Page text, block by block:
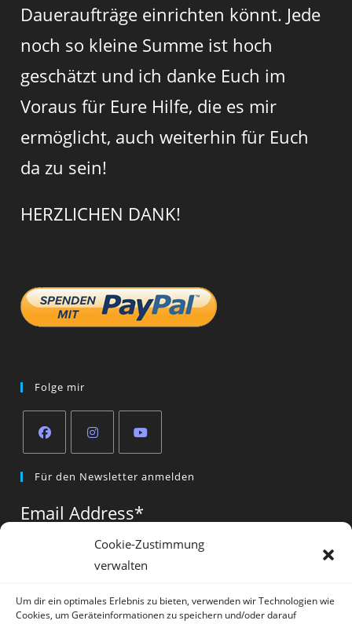
Cookie-Zustimmung
verwalten
Um dir ein optimales Erlebnis zu bieten, verwenden wir Technologien wie
Cookies, um Geräteinformationen zu speichern und/oder darauf
Daueraufträge einrichten könnt. Jede
noch so kleine Summe ist hoch
geschätzt und ich danke Euch im
Voraus für Eure Hilfe, die es mir
ermöglicht, auch weiterhin für Euch
da zu sein!
HERZLICHEN DANK!
Folge mir
in
new
in
new
in
new
tab
Für den Newsletter anmelden
Email Address*
Vorname*